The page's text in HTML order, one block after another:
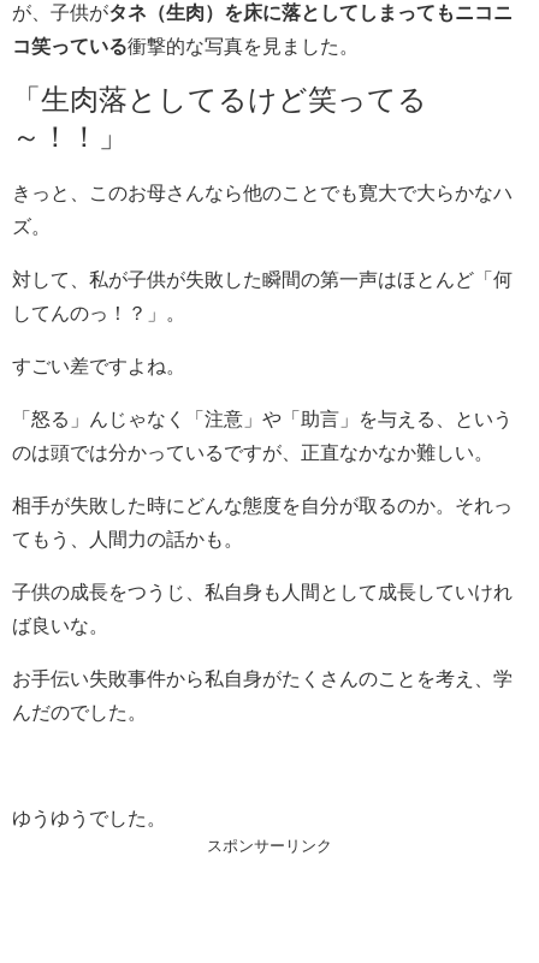
が、子供がタネ（生肉）を床に落としてしまってもニコニ
コ笑っている衝撃的な写真を見ました。
「生肉落としてるけど笑ってる
～！！」
きっと、このお母さんなら他のことでも寛大で大らかなハ
ズ。
対して、私が子供が失敗した瞬間の第一声はほとんど「何
してんのっ！？」。
すごい差ですよね。
「怒る」んじゃなく「注意」や「助言」を与える、という
のは頭では分かっているですが、正直なかなか難しい。
相手が失敗した時にどんな態度を自分が取るのか。それっ
てもう、人間力の話かも。
子供の成長をつうじ、私自身も人間として成長していけれ
ば良いな。
お手伝い失敗事件から私自身がたくさんのことを考え、学
んだのでした。
ゆうゆうでした。
スポンサーリンク